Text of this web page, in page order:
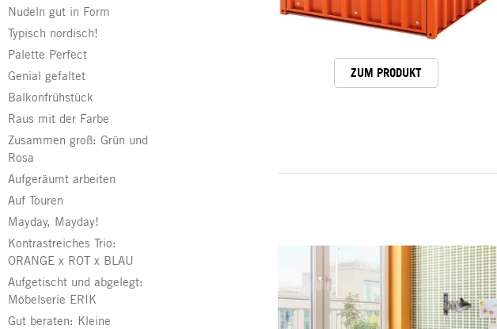
Nudeln gut in Form
Typisch nordisch!
Palette Perfect
Genial gefaltet
Balkonfrühstück
Raus mit der Farbe
Zusammen groß: Grün und
Rosa
Aufgeräumt arbeiten
Auf Touren
Mayday, Mayday!
Kontrastreiches Trio:
ORANGE x ROT x BLAU
Aufgetischt und abgelegt:
Möbelserie ERIK
Gut beraten: Kleine
ZUM PRODUKT